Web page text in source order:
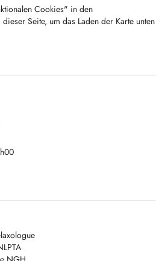
Cookies" in den
Seite, um das Laden der Karte unten
? Écrivez-moi à
mon possible pour trouver un moment